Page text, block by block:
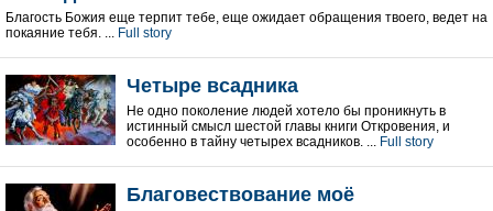
Благость Божия еще терпит тебе, еще ожидает обращения твоего, ведет на
покаяние тебя. ... Full story
Четыре всадника
Не одно поколение людей хотело бы проникнуть в
истинный смысл шестой главы книги Откровения, и
особенно в тайну четырех всадников. ... Full story
Благовествование моё